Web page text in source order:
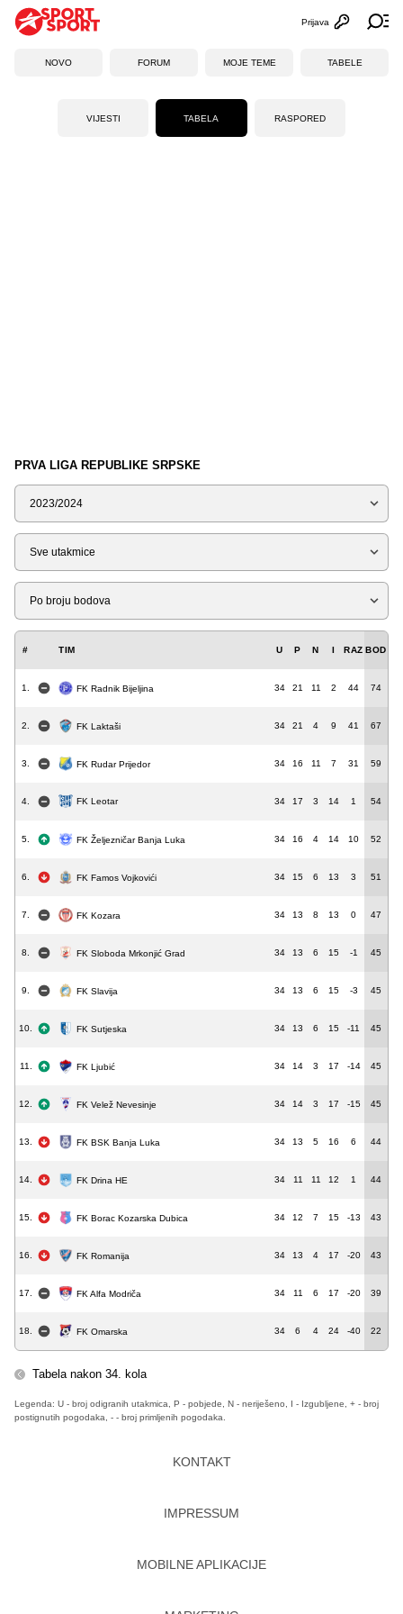
Otvori
Prijava
NOVO FORUM MOJE TEME TABELE
VIJESTI TABELA RASPORED
PRVA LIGA REPUBLIKE SRPSKE
Sezona
Tip
Liga
# TIM U P N I RAZ BOD
1. FK Radnik Bijeljina 34 21 11 2 44 74
2. FK Laktaši 34 21 4 9 41 67
3. FK Rudar Prijedor 34 16 11 7 31 59
4. FK Leotar 34 17 3 14 1 54
5. FK Željezničar Banja Luka 34 16 4 14 10 52
6. FK Famos Vojkovići 34 15 6 13 3 51
7. FK Kozara 34 13 8 13 0 47
8. FK Sloboda Mrkonjić Grad 34 13 6 15 -1 45
9. FK Slavija 34 13 6 15 -3 45
10. FK Sutjeska 34 13 6 15 -11 45
11. FK Ljubić 34 14 3 17 -14 45
12. FK Velež Nevesinje 34 14 3 17 -15 45
13. FK BSK Banja Luka 34 13 5 16 6 44
14. FK Drina HE 34 11 11 12 1 44
15. FK Borac Kozarska Dubica 34 12 7 15 -13 43
16. FK Romanija 34 13 4 17 -20 43
17. FK Alfa Modriča 34 11 6 17 -20 39
18. FK Omarska 34 6 4 24 -40 22
Tabela nakon 34. kola
Legenda: U - broj odigranih utakmica, P - pobjede, N - neriješeno, I - Izgubljene, + - broj
postignutih pogodaka, - - broj primljenih pogodaka.
KONTAKT
IMPRESSUM
MOBILNE APLIKACIJE